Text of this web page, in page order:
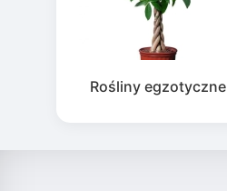
Rośliny egzotyczne